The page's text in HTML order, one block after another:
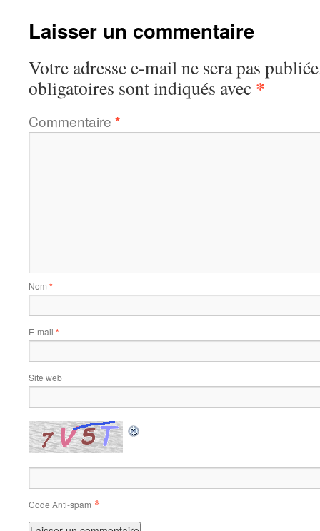
Laisser un commentaire
Votre adresse e-mail ne sera pas
obligatoires sont indiqués avec *
Commentaire *
Nom *
E-mail *
Site web
Code Anti-spam *